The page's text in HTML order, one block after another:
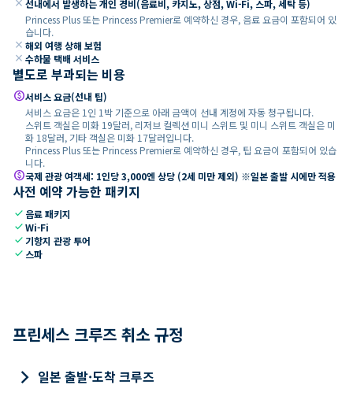
선내에서 발생하는 개인 경비(음료비, 카지노, 상점, Wi-Fi, 스파, 세탁 등)
Princess Plus 또는 Princess Premier로 예약하신 경우, 음료 요금이 포함되어 있
습니다.
close 해외 여행 상해 보험
close 수하물 택배 서비스
별도로 부과되는 비용
paid서비스 요금(선내 팁)
서비스 요금은 1인 1박 기준으로 아래 금액이 선내 계정에 자동 청구됩니다.
스위트 객실은 미화 19달러, 리저브 컬렉션 미니 스위트 및 미니 스위트 객실은 미
화 18달러, 기타 객실은 미화 17달러입니다.
Princess Plus 또는 Princess Premier로 예약하신 경우, 팁 요금이 포함되어 있습
니다.
paid국제 관광 여객세: 1인당 3,000엔 상당 (2세 미만 제외) ※일본 출발 시에만 적용
사전 예약 가능한 패키지
check 음료 패키지
checkWi-Fi
check 기항지 관광 투어
check 스파
프린세스 크루즈 취소 규정
keyboard_arrow_right 일본 출발·도착 크루즈